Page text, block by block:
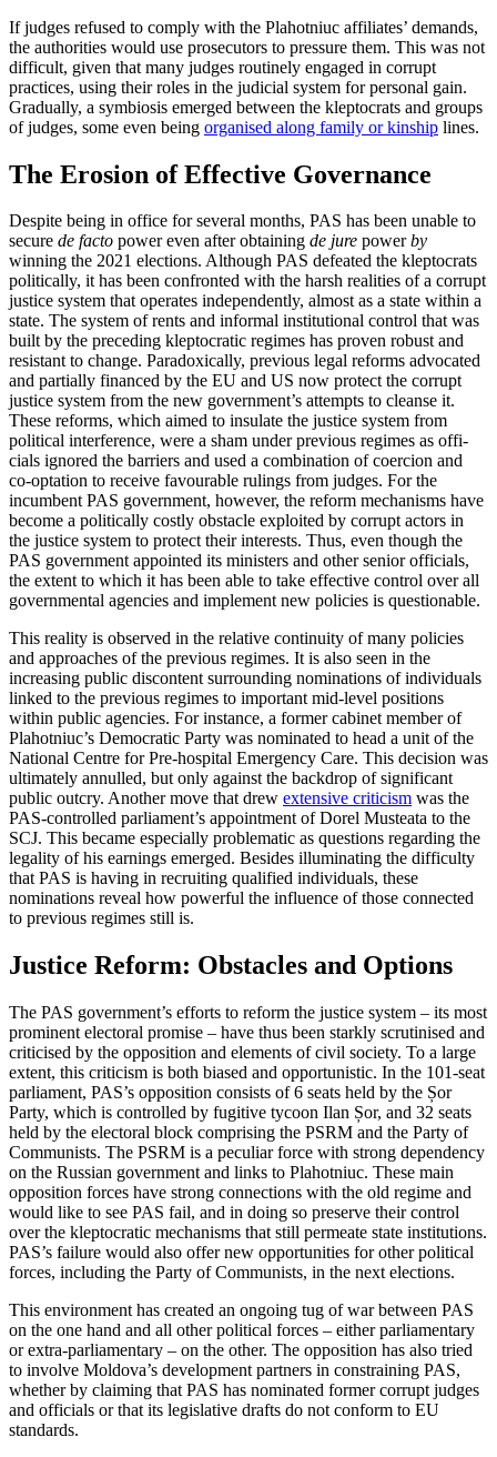
If judges refused to comply with the Plahot­niuc affiliates’ demands,
the author­ities would use prosecutors to pressure them. This was not
difficult, given that many judges routinely engaged in corrupt
practices, using their roles in the judicial system for personal gain.
Gradually, a sym­biosis emerged between the kleptocrats and groups
of judges, some even being organised along family or kinship lines.
The Erosion of Effective Governance
Despite being in office for several months, PAS has been unable to
secure de facto power even after obtaining de jure powerby
winning the 2021 elections. Although PAS defeated the kleptocrats
politically, it has been confronted with the harsh realities of a corrupt
justice system that operates independently, almost as a state within a
state. The system of rents and informal institutional control that was
built by the preceding kleptocratic regimes has proven robust and
resistant to change. Paradoxically, previous legal reforms advocated
and par­tially financed by the EU and US now protect the corrupt
justice system from the new government’s attempts to cleanse it.
These reforms, which aimed to insulate the justice system from
political interference, were a sham under previous regimes as offi­
cials ignored the barriers and used a com­bination of coercion and
co-optation to receive favourable rulings from judges. For the
incumbent PAS government, however, the reform mechanisms have
become a politically costly obstacle exploited by cor­rupt actors in
the justice system to protect their interests. Thus, even though the
PAS government appointed its ministers and other senior officials,
the extent to which it has been able to take effective control over all
governmental agencies and implement new policies is questionable.
This reality is observed in the relative continuity of many policies
and approaches of the previous regimes. It is also seen in the
increasing public discontent surrounding nominations of individuals
linked to the previous regimes to important mid-level positions
within public agencies. For in­stance, a former cabinet member of
Plahot­niuc’s Democratic Party was nominated to head a unit of the
National Centre for Pre-hospital Emergency Care. This decision was
ultimately annulled, but only against the backdrop of significant
public outcry. An­other move that drew extensive criticism was the
PAS-controlled parliament’s appoint­ment of Dorel Musteata to the
SCJ. This became especially problematic as ques­tions regarding the
legality of his earnings emerged. Besides illuminating the difficulty
that PAS is having in recruiting qualified individuals, these
nominations reveal how powerful the influence of those connected
to previous regimes still is.
Justice Reform: Obstacles and Options
The PAS government’s efforts to reform the justice system – its most
prominent elec­toral promise – have thus been starkly scrutinised and
criticised by the opposition and elements of civil society. To a large
extent, this criticism is both biased and opportunistic. In the 101-seat
parliament, PAS’s opposition consists of 6 seats held by the Șor
Party, which is controlled by fugi­tive tycoon Ilan Șor, and 32 seats
held by the electoral block comprising the PSRM and the Party of
Communists. The PSRM is a peculiar force with strong dependency
on the Russian government and links to Plahotniuc. These main
opposition forces have strong connections with the old regime and
would like to see PAS fail, and in doing so preserve their control
over the kleptocratic mechanisms that still permeate state institutions.
PAS’s failure would also offer new opportunities for other political
forces, including the Party of Communists, in the next elections.
This environment has created an on­going tug of war between PAS
on the one hand and all other political forces – either parliamentary
or extra-parliamentary – on the other. The opposition has also tried
to involve Moldova’s development partners in constraining PAS,
whether by claiming that PAS has nominated former corrupt judges
and officials or that its legislative drafts do not conform to EU
standards.